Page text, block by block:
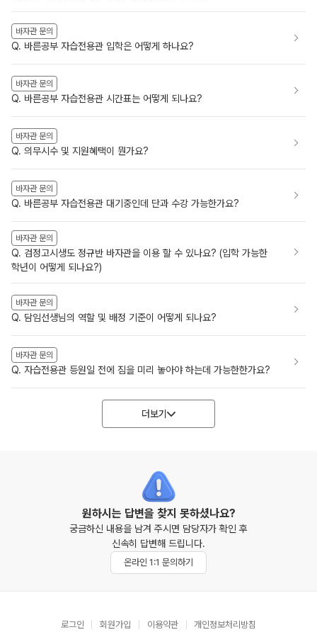
바자관 문의
Q. 바른공부 자습전용관 입학은 어떻게 하나요?
바자관 문의
Q. 바른공부 자습전용관 시간표는 어떻게 되나요?
바자관 문의
Q. 의무시수 및 지원혜택이 뭔가요?
바자관 문의
Q. 바른공부 자습전용관 대기중인데 단과 수강 가능한가요?
바자관 문의
Q. 검정고시생도 정규반 바자관을 이용 할 수 있나요? (입학 가능한
학년이 어떻게 되나요?)
바자관 문의
Q. 담임선생님의 역할 및 배정 기준이 어떻게 되나요?
바자관 문의
Q. 자습전용관 등원일 전에 짐을 미리 놓아야 하는데 가능한한가요?
더보기
원하시는 답변을 찾지 못하셨나요?
궁금하신 내용을 남겨 주시면 담당자가 확인 후
신속히 답변해 드립니다.
온라인 1:1 문의하기
로그인 회원가입 이용약관 개인정보처리방침